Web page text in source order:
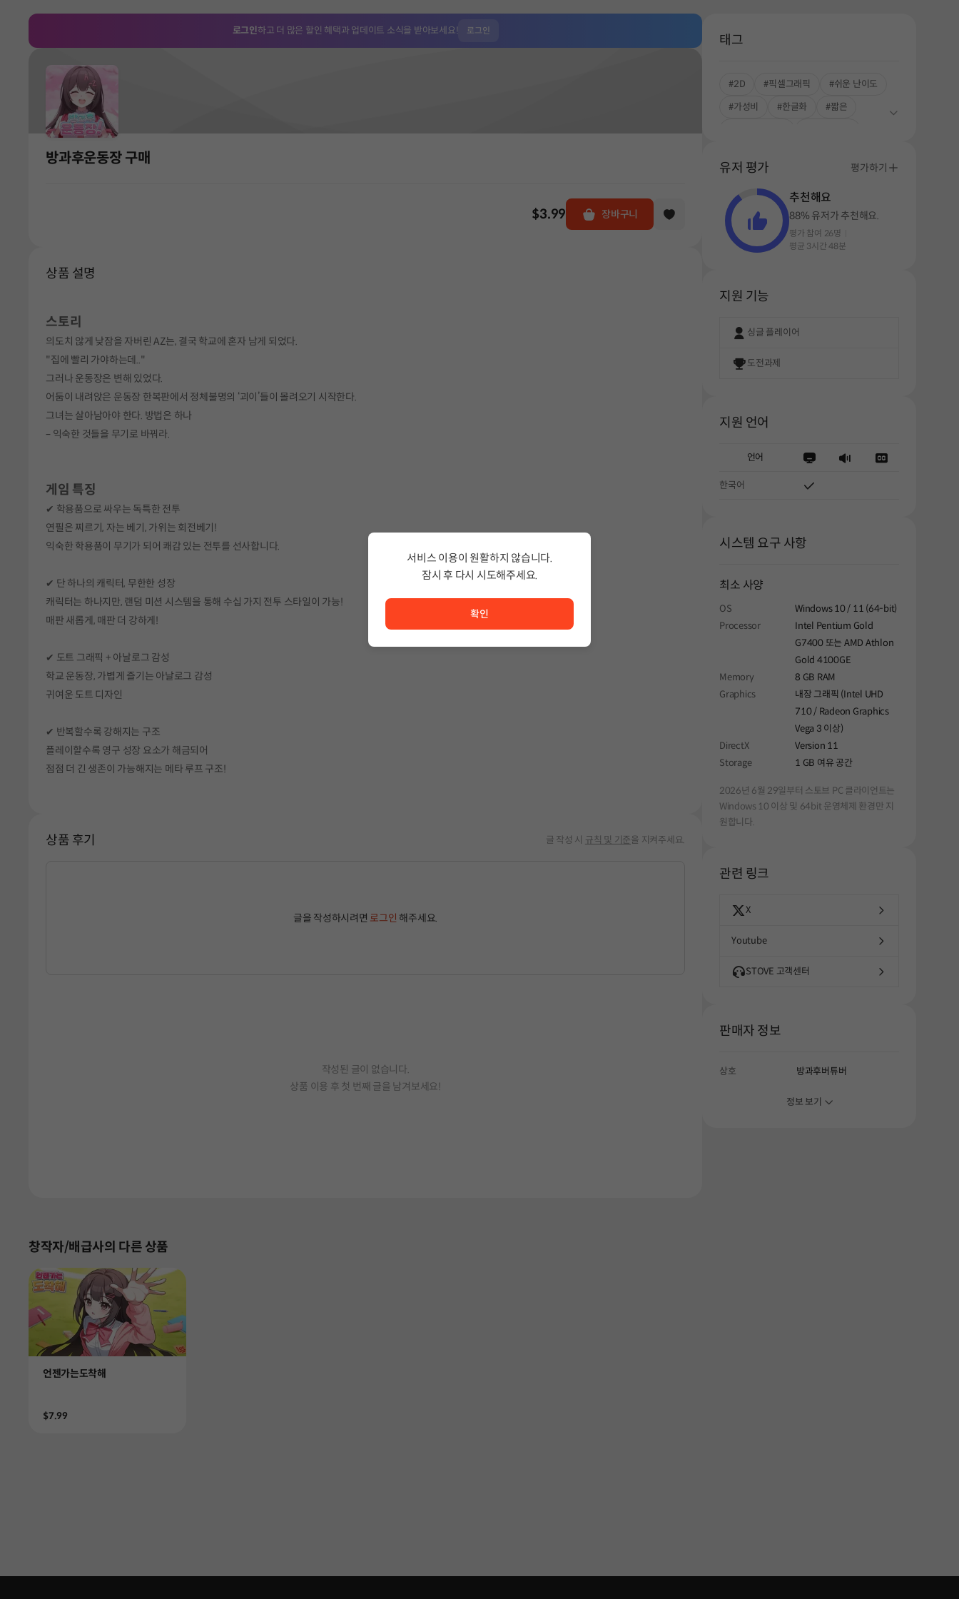
로그인하고 더 많은 할인 혜택과 업데이트 소식을 받아보세요! 로그인
방과후운동장 구매
$3.99 장바구니
상품 설명
스토리
의도치 않게 낮잠을 자버린 AZ는, 결국 학교에 혼자 남게 되었다.
"집에 빨리 가야하는데.."
그러나 운동장은 변해 있었다.
어둠이 내려앉은 운동장 한복판에서 정체불명의 ‘괴이’들이 몰려오기 시작한다.
그녀는 살아남아야 한다. 방법은 하나
– 익숙한 것들을 무기로 바꿔라.
게임 특징
✔ 학용품으로 싸우는 독특한 전투
연필은 찌르기, 자는 베기, 가위는 회전베기!
익숙한 학용품이 무기가 되어 쾌감 있는 전투를 선사합니다.
✔ 단 하나의 캐릭터, 무한한 성장
캐릭터는 하나지만, 랜덤 미션 시스템을 통해 수십 가지 전투 스타일이 가능!
매판 새롭게, 매판 더 강하게!
✔ 도트 그래픽 + 아날로그 감성
학교 운동장, 가볍게 즐기는 아날로그 감성
귀여운 도트 디자인
✔ 반복할수록 강해지는 구조
플레이할수록 영구 성장 요소가 해금되어
점점 더 긴 생존이 가능해지는 메타 루프 구조!
상품 후기 글 작성 시 규칙 및 기준을 지켜주세요.
글을 작성하시려면 로그인 해주세요.
작성된 글이 없습니다.
상품 이용 후 첫 번째 글을 남겨보세요!
창작자/배급사의 다른 상품
Product
언젠가는도착해
Price
$7.99
태그
#2D #픽셀그래픽
#쉬운 난이도
#가성비
#한글화
#짧은
유저 평가 평가하기
추천해요
88% 유저가 추천해요.
평가 참여 26명
평균 3시간 48분
지원 기능
싱글 플레이어
도전과제
지원 언어
언어
한국어
시스템 요구 사항
최소 사양
OS
Windows 10 / 11 (64-bit)
Processor
Intel Pentium Gold
G7400 또는 AMD Athlon
Gold 4100GE
Memory
8 GB RAM
Graphics
내장 그래픽 (Intel UHD
710 / Radeon Graphics
Vega 3 이상)
DirectX
Version 11
Storage
1 GB 여유 공간
2026년 6월 29일부터 스토브 PC 클라이언트는
Windows 10 이상 및 64bit 운영체제 환경만 지
원합니다.
관련 링크
X
Youtube
STOVE 고객센터
판매자 정보
상호 방과후버튜버
정보 보기
서비스 이용이 원활하지 않습니다.
잠시 후 다시 시도해주세요.
확인